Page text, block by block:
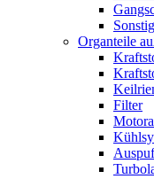
Organteile
Filter